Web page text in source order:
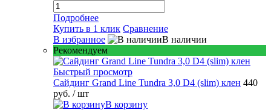
Подробнее
Купить в 1 клик Сравнение
В избранное
В наличии
Рекомендуем
Быстрый просмотр
Сайдинг Grand Line Tundra 3,0 D4 (slim) клен 440
руб. / шт
В корзину